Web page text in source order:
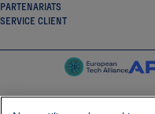
PARTENARIATS
SERVICE CLIENT